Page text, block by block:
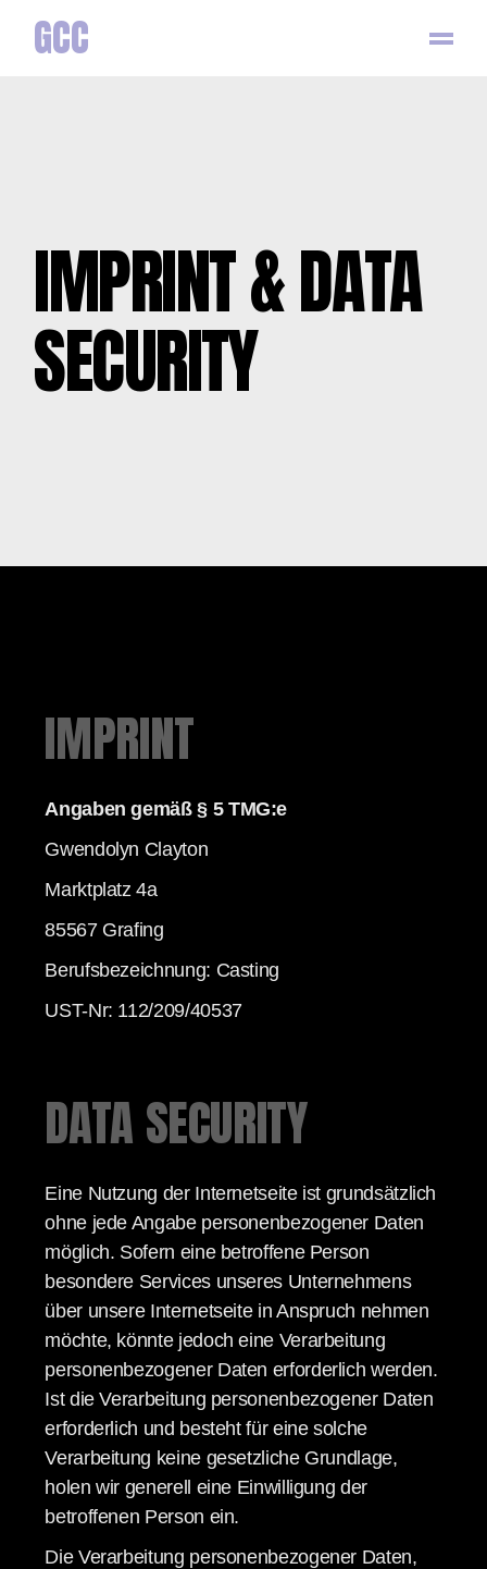
GCC
IMPRINT & DATA
SECURITY
IMPRINT
Angaben gemäß § 5 TMG:e
Gwendolyn Clayton
Marktplatz 4a
85567 Grafing
Berufsbezeichnung: Casting
UST-Nr: 112/209/40537
DATA SECURITY
Eine Nutzung der Internetseite ist grundsätzlich
ohne jede Angabe personenbezogener Daten
möglich. Sofern eine betroffene Person
besondere Services unseres Unternehmens
über unsere Internetseite in Anspruch nehmen
möchte, könnte jedoch eine Verarbeitung
personenbezogener Daten erforderlich werden.
Ist die Verarbeitung personenbezogener Daten
erforderlich und besteht für eine solche
Verarbeitung keine gesetzliche Grundlage,
holen wir generell eine Einwilligung der
betroffenen Person ein.
Die Verarbeitung personenbezogener Daten,